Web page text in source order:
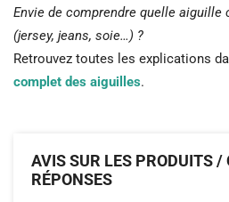
Envie de comprendre quelle
(jersey, jeans, soie…) ?
Retrouvez toutes les explications
complet des aiguilles.
AVIS SUR LES PRODUITS /
RÉPONSES